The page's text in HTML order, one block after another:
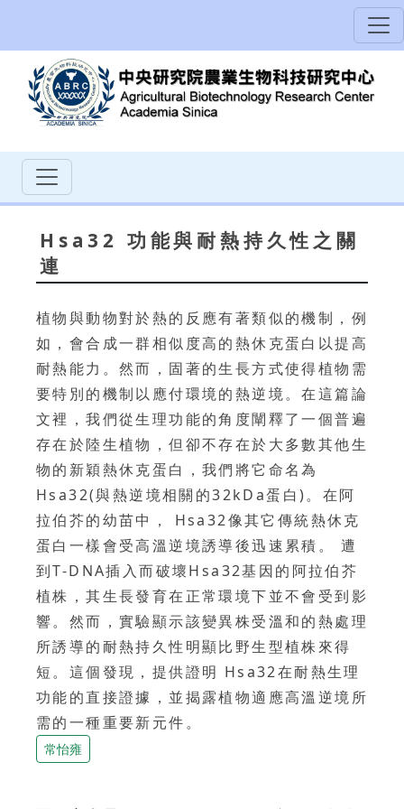
Hsa32 功能與耐熱持久性之關
連
植物與動物對於熱的反應有著類似的機制，例
如，會合成一群相似度高的熱休克蛋白以提高
耐熱能力。然而，固著的生長方式使得植物需
要特別的機制以應付環境的熱逆境。在這篇論
文裡，我們從生理功能的角度闡釋了一個普遍
存在於陸生植物，但卻不存在於大多數其他生
物的新穎熱休克蛋白，我們將它命名為
Hsa32(與熱逆境相關的32kDa蛋白)。在阿
拉伯芥的幼苗中， Hsa32像其它傳統熱休克
蛋白一樣會受高溫逆境誘導後迅速累積。 遭
到T-DNA插入而破壞Hsa32基因的阿拉伯芥
植株，其生長發育在正常環境下並不會受到影
響。然而，實驗顯示該變異株受溫和的熱處理
所誘導的耐熱持久性明顯比野生型植株來得
短。這個發現，提供證明 Hsa32在耐熱生理
功能的直接證據，並揭露植物適應高溫逆境所
需的一種重要新元件。
常怡雍